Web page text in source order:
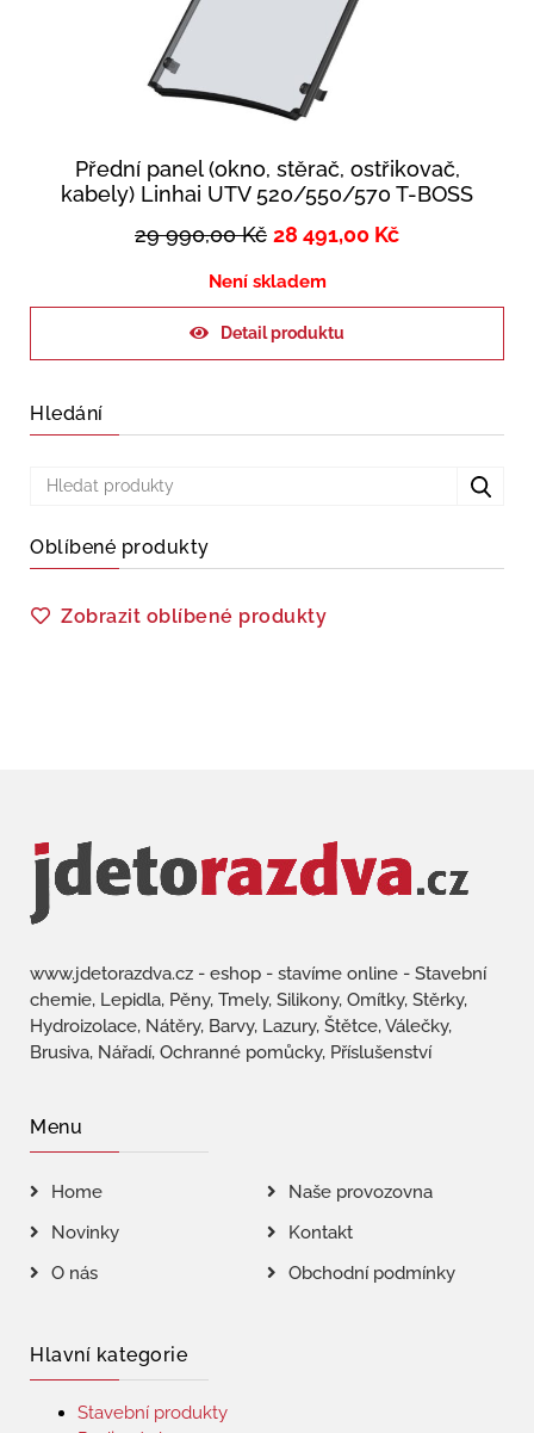
Přední panel (okno, stěrač, ostřikovač,
kabely) Linhai UTV 520/550/570 T-BOSS
29 990,00Kč 28 491,00 Kč
Není skladem
Detail produktu
Hledání
Oblíbené produkty
Zobrazit oblíbené produkty
www.jdetorazdva.cz - eshop - stavíme online - Stavební
chemie, Lepidla, Pěny, Tmely, Silikony, Omítky, Stěrky,
Hydroizolace, Nátěry, Barvy, Lazury, Štětce, Válečky,
Brusiva, Nářadí, Ochranné pomůcky, Příslušenství
Menu
Home
Naše provozovna
Novinky
Kontakt
O nás
Obchodní podmínky
Hlavní kategorie
Stavební produkty